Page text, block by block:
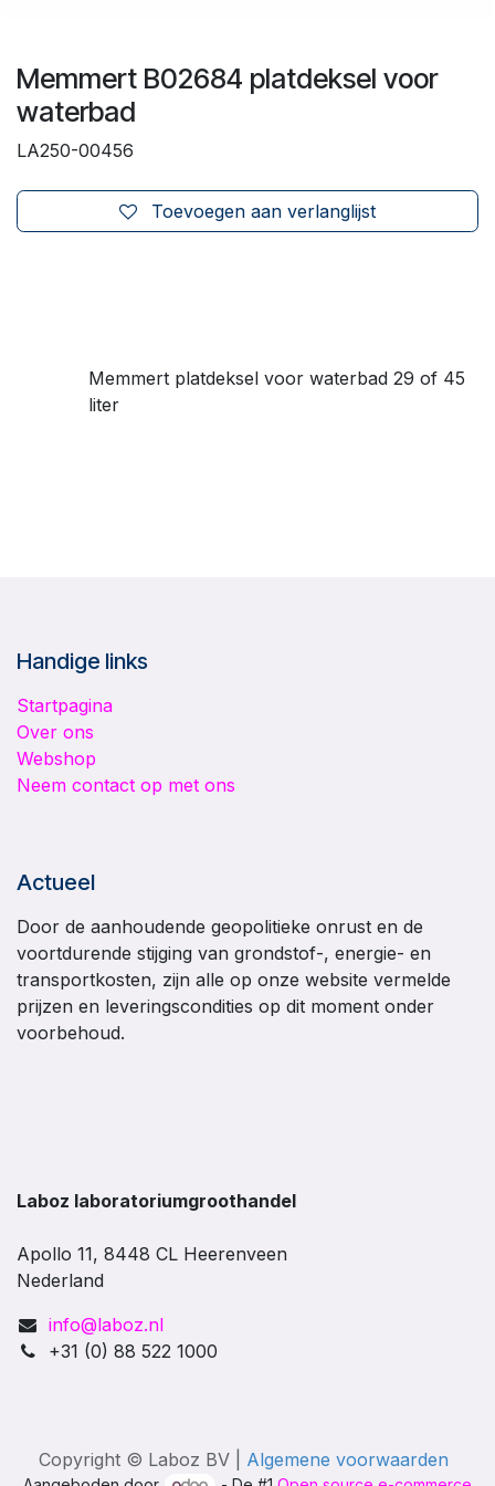
Memmert B02684 platdeksel voor
waterbad
LA250-00456
Toevoegen aan verlanglijst
Memmert platdeksel voor waterbad 29 of 45
liter
Handige links
Startpagina
Over ons
Webshop
Neem contact op met ons
Actueel
Door de aanhoudende geopolitieke onrust en de
voortdurende stijging van grondstof-, energie- en
transportkosten, zijn alle op onze website vermelde
prijzen en leveringscondities op dit moment onder
voorbehoud.
Laboz laboratoriumgroothandel
Apollo 11, 8448 CL Heerenveen
Nederland
info@laboz.nl
+31 (0) 88 522 1000
Copyright © Laboz BV | Algemene voorwaarden